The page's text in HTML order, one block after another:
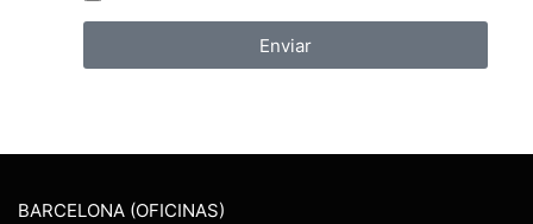
Enviar
BARCELONA (OFICINAS)